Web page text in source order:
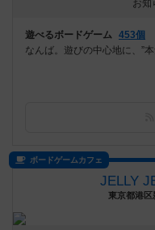
お知
遊べるボードゲーム 453個
なんば。遊びの中心地に、”
ボードゲームカフェ
JELLY
東京都港